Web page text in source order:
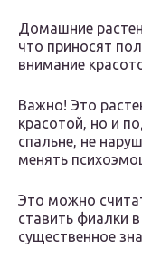
Домашние
что приносят
внимание
Важно! Это
красотой, но и
спальне, не
менять
Это можно
ставить фиалки
существенное